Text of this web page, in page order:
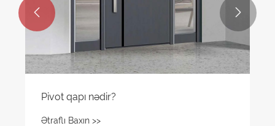
Pivot qapı nədir?
Ətraflı Baxın >>
 